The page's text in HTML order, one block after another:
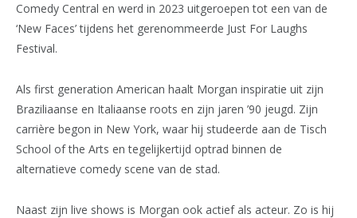
Comedy Central en werd in 2023 uitgeroepen tot een van de
‘New Faces’ tijdens het gerenommeerde Just For Laughs
Festival.
Als first generation American haalt Morgan inspiratie uit zijn
Braziliaanse en Italiaanse roots en zijn jaren ’90 jeugd. Zijn
carrière begon in New York, waar hij studeerde aan de Tisch
School of the Arts en tegelijkertijd optrad binnen de
alternatieve comedy scene van de stad.
Naast zijn live shows is Morgan ook actief als acteur. Zo is hij